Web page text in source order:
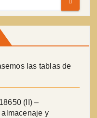
las tablas de
(II) –
y